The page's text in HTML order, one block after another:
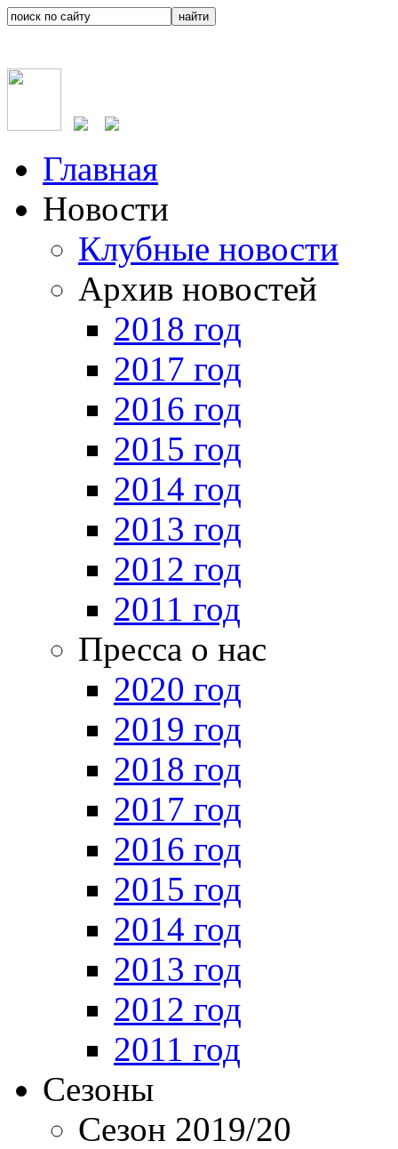
Главная
Новости
Клубные новости
Архив новостей
2018 год
2017 год
2016 год
2015 год
2014 год
2013 год
2012 год
2011 год
Пресса о нас
2020 год
2019 год
2018 год
2017 год
2016 год
2015 год
2014 год
2013 год
2012 год
2011 год
Сезоны
Сезон 2019/20